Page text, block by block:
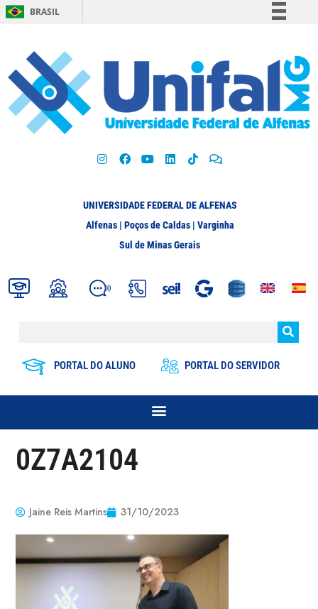
BRASIL
Participe
Acesso à informação
Legislação
UNIVERSIDADE FEDERAL DE ALFENAS
Alfenas | Poços de Caldas | Varginha
Sul de Minas Gerais
PORTAL DO ALUNO PORTAL DO SERVIDOR
0Z7A2104
Jaine Reis Martins 31/10/2023